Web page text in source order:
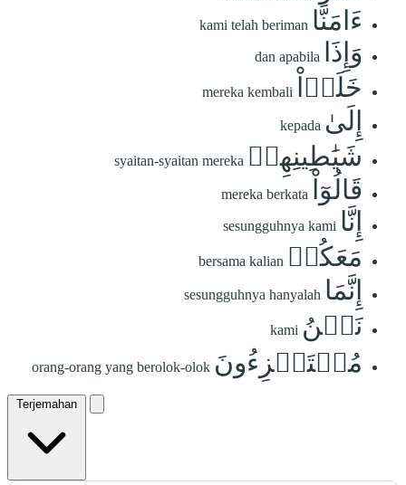
ءَامَنَّا kami telah beriman
وَإِذَا dan apabila
خَلَوۡاْ mereka kembali
إِلَىٰ kepada
شَيَٰطِينِهِمۡ syaitan-syaitan mereka
قَالُوٓاْ mereka berkata
إِنَّا sesungguhnya kami
مَعَكُمۡ bersama kalian
إِنَّمَا sesungguhnya hanyalah
نَحۡنُ kami
مُسۡتَهۡزِءُونَ orang-orang yang berolok-olok
Terjemahan